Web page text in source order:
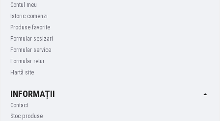
Contul meu
Istoric comenzi
Produse favorite
Formular sesizari
Formular service
Formular retur
Hartă site
INFORMAȚII
Contact
Stoc produse